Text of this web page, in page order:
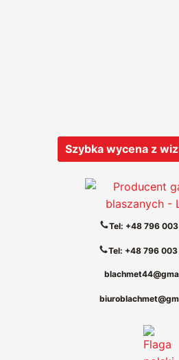
Szybka wycena z
Tel: +48 796 003
Tel: +48 796